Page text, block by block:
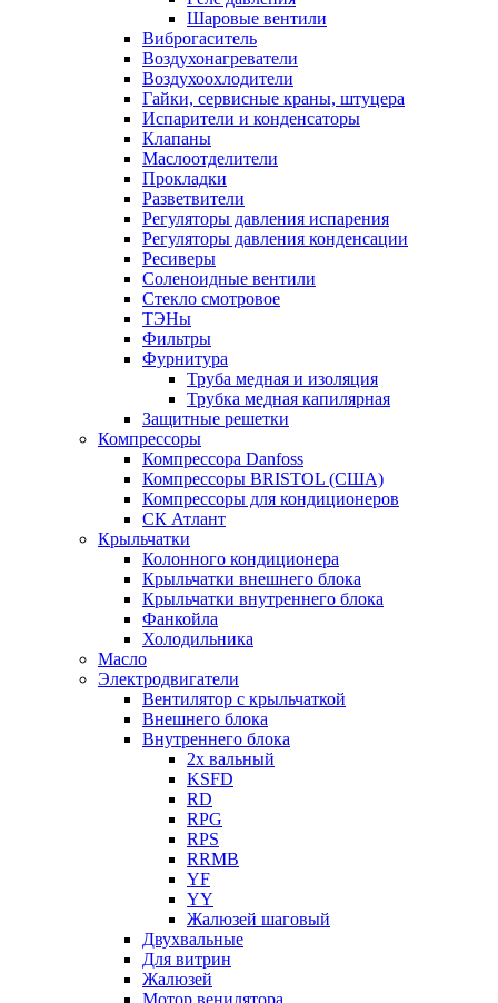
Шаровые вентили
Виброгаситель
Воздухонагреватели
Воздухоохлодители
Гайки, сервисные краны, штуцера
Испарители и конденсаторы
Клапаны
Маслоотделители
Прокладки
Разветвители
Регуляторы давления испарения
Регуляторы давления конденсации
Ресиверы
Соленоидные вентили
Стекло смотровое
ТЭНы
Фильтры
Фурнитура
Труба медная и изоляция
Трубка медная капилярная
Защитные решетки
Компрессоры
Компрессора Danfoss
Компрессоры BRISTOL (США)
Компрессоры для кондиционеров
СК Атлант
Крыльчатки
Колонного кондиционера
Крыльчатки внешнего блока
Крыльчатки внутреннего блока
Фанкойла
Холодильника
Масло
Электродвигатели
Вентилятор с крыльчаткой
Внешнего блока
Внутреннего блока
2х вальный
KSFD
RD
RPG
RPS
RRMB
YF
YY
Жалюзей шаговый
Двухвальные
Для витрин
Жалюзей
Мотор венилятора